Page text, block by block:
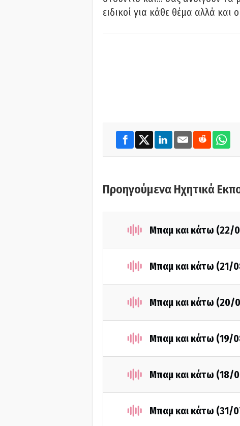
ειδικοί για κάθε θέμα αλλά και
Προηγούμενα Ηχητικά
Μπαμ και κάτω (22/
Μπαμ και κάτω (21/
Μπαμ και κάτω (20/
Μπαμ και κάτω (19/
Μπαμ και κάτω (18/
Μπαμ και κάτω (31/